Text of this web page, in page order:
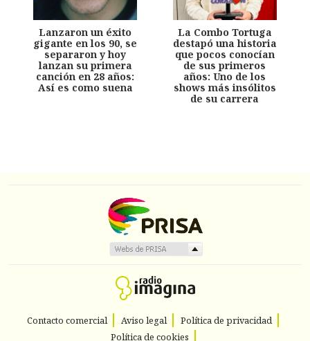
Lanzaron un éxito
gigante en los 90, se
separaron y hoy
lanzan su primera
canción en 28 años:
Así es como suena
La Combo Tortuga
destapó una historia
que pocos conocían
de sus primeros
años: Uno de los
shows más insólitos
de su carrera
Contacto comercial Aviso legal
Política de privacidad
Política de cookies